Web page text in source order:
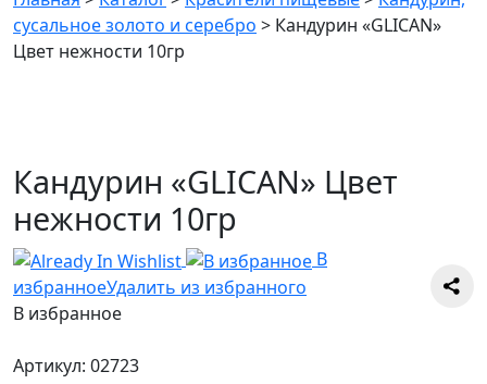
сусальное золото и серебро > Кандурин «GLICAN»
Цвет нежности 10гр
Кандурин «GLICAN» Цвет
нежности 10гр
В
избранноеУдалить из избранного
В избранное
Артикул: 02723